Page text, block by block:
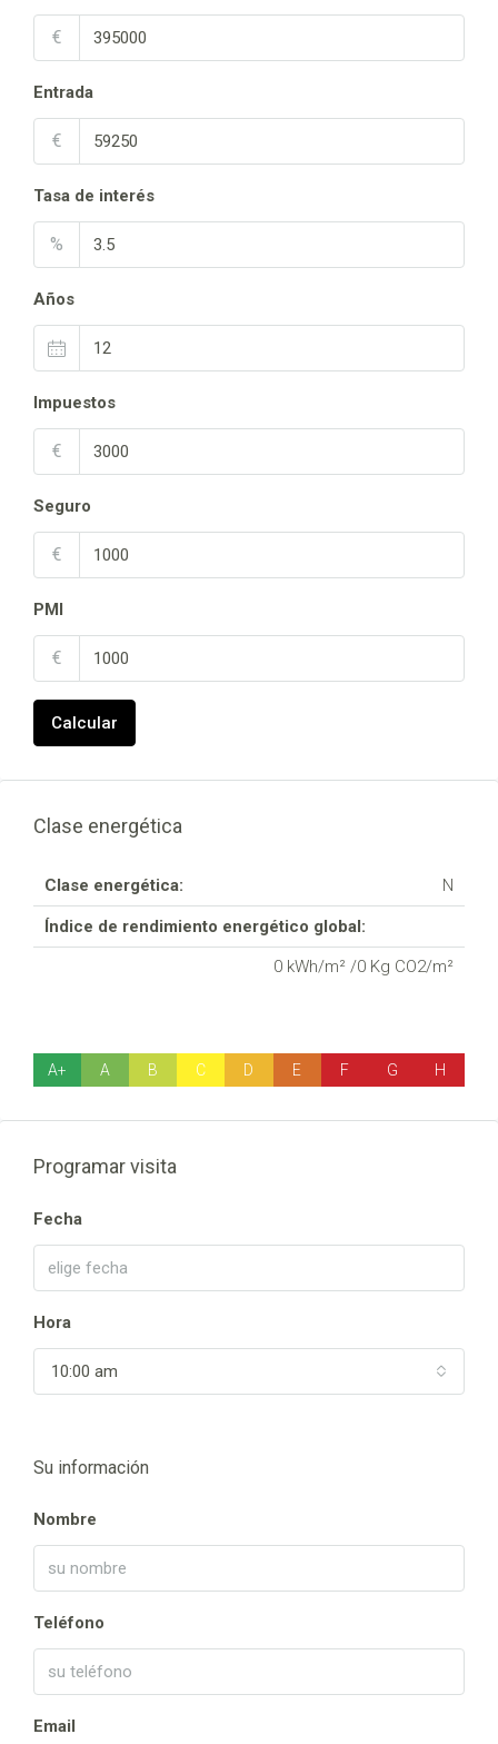
€
Entrada
€
Tasa de interés
%
Años
Impuestos
€
Seguro
€
PMI
€
Calcular
Clase energética
Clase energética: N
Índice de rendimiento energético global:
0 kWh/m² /0 Kg CO2/m²
A+ A B C D E F G H
Programar visita
Fecha
Hora
10:00 am
Su información
Nombre
Teléfono
Email